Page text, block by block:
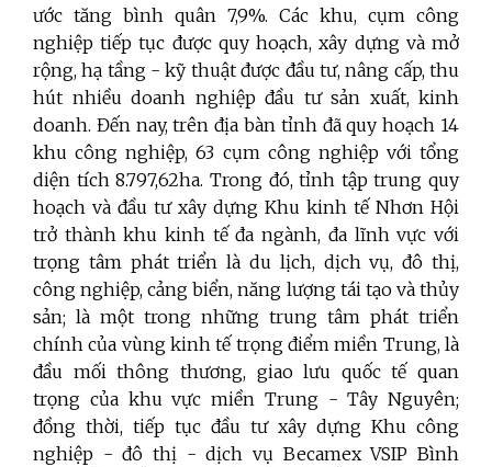
ước tăng bình quân 7,9%. Các khu, cụm công
nghiệp tiếp tục được quy hoạch, xây dựng và mở
rộng, hạ tầng - kỹ thuật được đầu tư, nâng cấp, thu
hút nhiều doanh nghiệp đầu tư sản xuất, kinh
doanh. Đến nay, trên địa bàn tỉnh đã quy hoạch 14
khu công nghiệp, 63 cụm công nghiệp với tổng
diện tích 8.797,62ha. Trong đó, tỉnh tập trung quy
hoạch và đầu tư xây dựng Khu kinh tế Nhơn Hội
trở thành khu kinh tế đa ngành, đa lĩnh vực với
trọng tâm phát triển là du lịch, dịch vụ, đô thị,
công nghiệp, cảng biển, năng lượng tái tạo và thủy
sản; là một trong những trung tâm phát triển
chính của vùng kinh tế trọng điểm miền Trung, là
đầu mối thông thương, giao lưu quốc tế quan
trọng của khu vực miền Trung - Tây Nguyên;
đồng thời, tiếp tục đầu tư xây dựng Khu công
nghiệp - đô thị - dịch vụ Becamex VSIP Bình